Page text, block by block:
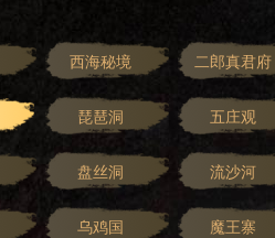
西海秘境 二郎真君府
琵琶洞 五庄观
盘丝洞 流沙河
乌鸡国 魔王寨